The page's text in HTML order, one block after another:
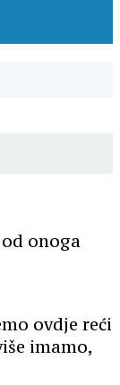
onoga
ovdje reći
imamo,